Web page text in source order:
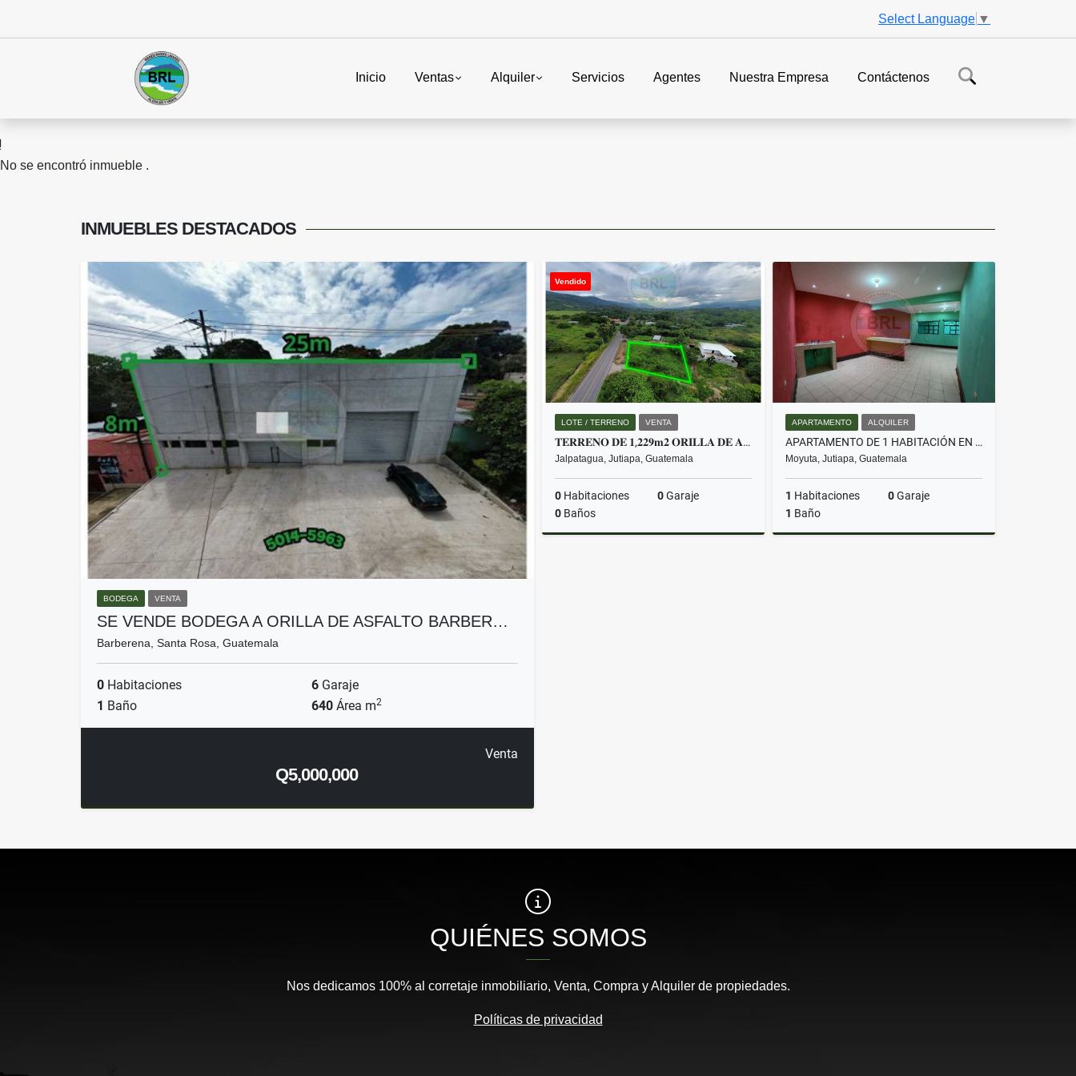
Select Language ▼
Inicio Ventas Alquiler Servicios Agentes Nuestra Empresa Contáctenos
No se encontró inmueble .
INMUEBLES DESTACADOS
BODEGA VENTA
SE VENDE BODEGA A ORILLA DE ASFALTO BARBER…
Barberena, Santa Rosa, Guatemala
0 Habitaciones 6 Garaje
1 Baño 640 Área m2
Venta
Q5,000,000
Vendido
LOTE / TERRENO VENTA
𝐓𝐄𝐑𝐑𝐄𝐍𝐎 𝐃𝐄 𝟏,𝟐𝟐𝟗𝐦𝟐 𝐎𝐑𝐈𝐋𝐋𝐀 𝐃𝐄 𝐀𝐒𝐅𝐀𝐋𝐓𝐎
Jalpatagua, Jutiapa, Guatemala
0 Habitaciones 0Garaje
0 Baños
APARTAMENTO ALQUILER
APARTAMENTO DE 1 HABITACIÓN EN ALQUILER – MOYUTA, JUTIAPA
Moyuta, Jutiapa, Guatemala
1 Habitaciones 0Garaje
1 Baño
QUIÉNES SOMOS
Nos dedicamos 100% al corretaje inmobiliario, Venta, Compra y Alquiler de propiedades.
Políticas de privacidad